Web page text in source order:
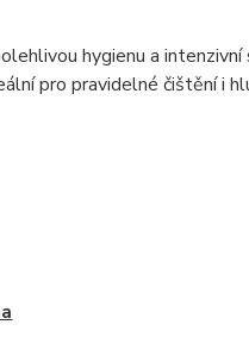
hygienu a
pro pravidelné čištění i